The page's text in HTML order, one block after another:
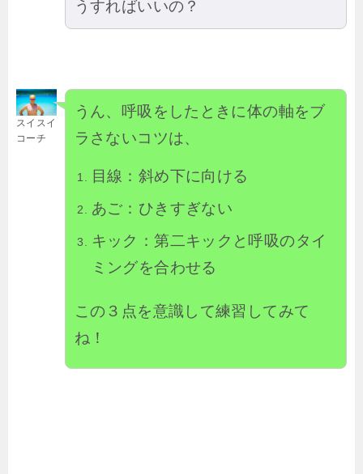
うすればいいの？
スイスイ
コーチ
うん、呼吸をしたときに体の軸をブ
ラさないコツは、
目線：斜め下に向ける
あご：ひきすぎない
キック：第二キックと呼吸のタイ
ミングを合わせる
この３点を意識して練習してみて
ね！